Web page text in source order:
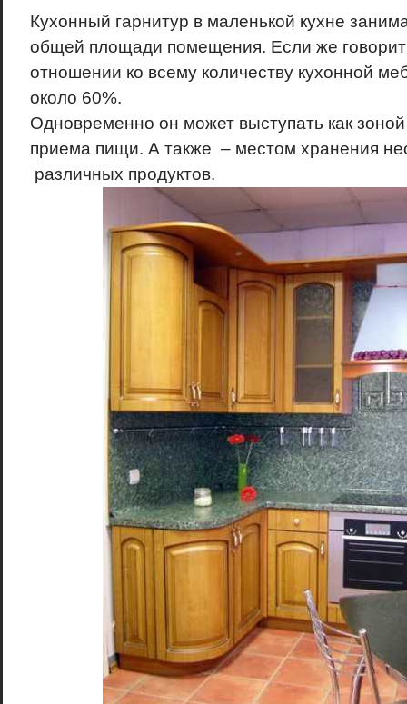
Кухонный гарнитур в маленькой кухне
общей площади помещения. Если же
отношении ко всему количеству кухонной
около 60%.
Одновременно он может выступать как
приема пищи. А также – местом хранения
различных продуктов.